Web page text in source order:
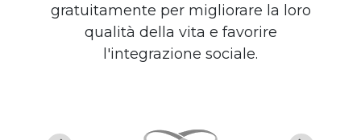
gratuitamente per migliorare la loro
qualità della vita e favorire
l'integrazione sociale.